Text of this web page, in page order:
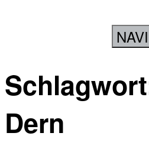
NAVI
Dern